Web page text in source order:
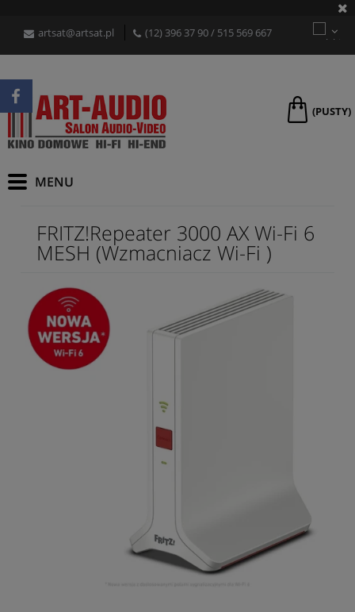
artsat@artsat.pl (12) 396 37 90/ 515 569 667
(PUSTY)
FRITZ!Repeater 3000 AX Wi-Fi 6
MESH (Wzmacniacz Wi-Fi )